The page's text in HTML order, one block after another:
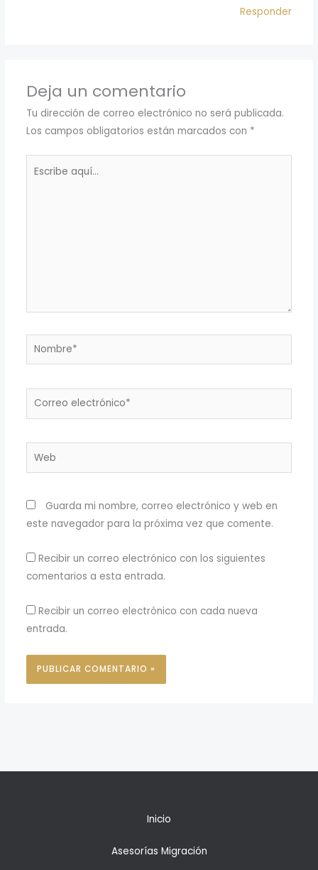
Responder
Deja un comentario
Tu dirección de correo electrónico no será publicada.
Los campos obligatorios están marcados con *
Nombre*
Correo
Web
Guarda mi nombre, correo electrónico y web en
este navegador para la próxima vez que comente.
Recibir un correo electrónico con los siguientes
comentarios a esta entrada.
Recibir un correo electrónico con cada nueva
entrada.
Inicio
Asesorías Migración